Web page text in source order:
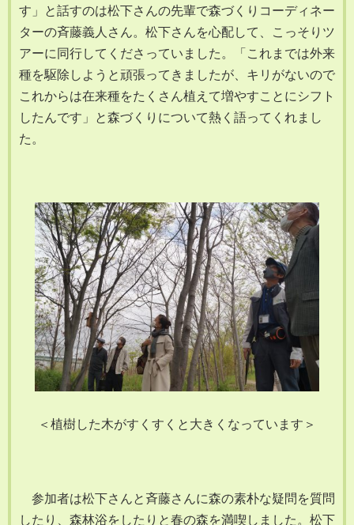
す」と話すのは松下さんの先輩で森づくりコーディネー
ターの斉藤義人さん。松下さんを心配して、こっそりツ
アーに同行してくださっていました。「これまでは外来
種を駆除しようと頑張ってきましたが、キリがないので
これからは在来種をたくさん植えて増やすことにシフト
したんです」と森づくりについて熱く語ってくれまし
た。
＜植樹した木がすくすくと大きくなっています＞
参加者は松下さんと斉藤さんに森の素朴な疑問を質問
したり、森林浴をしたりと春の森を満喫しました。松下